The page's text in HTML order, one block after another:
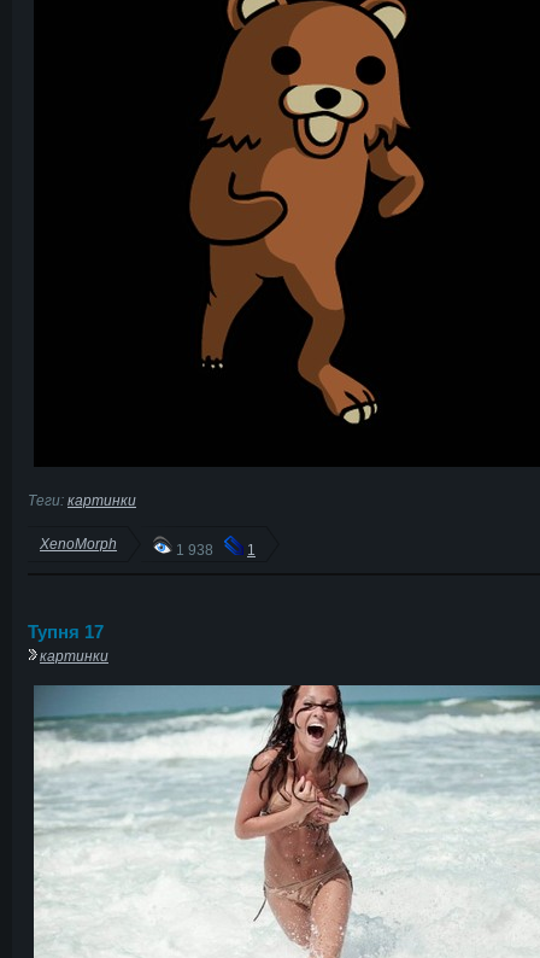
Теги: картинки
XenoMorph 1 938 1
Тупня 17
картинки